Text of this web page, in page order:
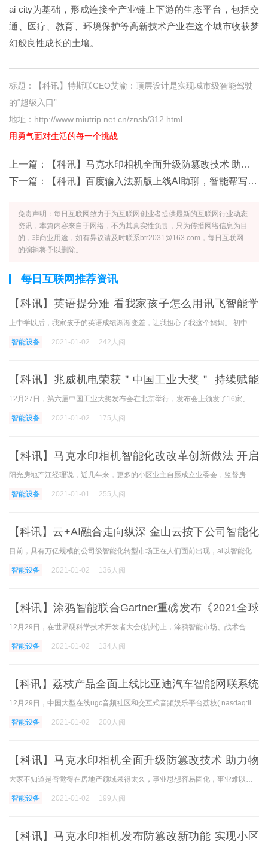
ai city为基础，形成连接全产业链上下游的生态平台，包括交
通、医疗、教育、环境保护等高新技术产业在这个城市收获梦
幻般良性成长的土壤。
标题：【科讯】特斯联CEO艾渝：顶层设计是实现城市级智能驾驶
的“超级入口”
地址：http://www.miutrip.net.cn/znsb/312.html
用勇气面对生活的每一个挑战
上一篇：
【科讯】马克水印相机全面升级防篡改技术 助力物业痕迹管理智能化
下一篇：
【科讯】百度输入法新版上线AI助聊，智能帮写、纠错、预测助输入效率全面升
免责声明：每日互联网致力于为互联网创业者提供最新的互联网行业动态
资讯，本篇内容来自于网络，不为其真实性负责，只为传播网络信息为目
的，非商业用途，如有异议请及时联系btr2031@163.com，每日互联网
的编辑将予以删除。
每日互联网推荐资讯
【科讯】英语提分难 看我家孩子怎么用讯飞智能学
习机冲刺提分！
上中学以后，我家孩子的英语成绩渐渐变差，让我担心了我这个妈妈。 初中一年级的时候，我们孩子的学习成绩还是90多分，但到了今年下半年，随着上课中词汇的增加，孩子明显跟不
智能设备 2021-01-02 242人阅
【科讯】兆威机电荣获＂中国工业大奖＂ 持续赋能
智能驱动
12月27日，第六届中国工业大奖发布会在北京举行，发布会上颁发了16家、14项中国工业大奖、12家、21项中国工业大奖表彰奖、14家、16项中国工业大奖提名奖。 深圳市兆威机电股份有限
智能设备 2021-01-02 175人阅
【科讯】马克水印相机智能化改改革创新做法 开启
物业管理新时代
阳光房地产江经理说，近几年来，更多的小区业主自愿成立业委会，监督房地产商，对我们的房地产服务也提出了更高的要求。 越来越感到物业管理效率化的必要性，正在寻找物业智能
智能设备 2021-01-01 255人阅
【科讯】云+AI融合走向纵深 金山云按下公司智能化
转型加速键
目前，具有万亿规模的公司级智能化转型市场正在人们面前出现，ai以智能化应用处理方案的形式，深入融合到公司升级的各个流程中，成为提高公司竞争力的重要手段，金山云高级副
智能设备 2021-01-02 136人阅
【科讯】涂鸦智能联合Gartner重磅发布《2021全球
AIoT开发者生态白皮书》
12月29日，在世界硬科学技术开发者大会(杭州)上，涂鸦智能市场、战术合作副总裁兼cmo那竞丹和gartner中国区副总裁郭磊共同发表了《2021世界aiot开发者生态白皮书》，白皮书为世界aio
智能设备 2021-01-02 134人阅
【科讯】荔枝产品全面上线比亚迪汽车智能网联系统
DiLink
12月29日，中国大型在线ugc音频社区和交互式音频娱乐平台荔枝( nasdaq:lizi )与智能网络领域的领导者比亚迪dilink合作，打造荔枝车载音频 荔枝的车载音频产品本周全面发售了比亚迪的主
智能设备 2021-01-02 200人阅
【科讯】马克水印相机全面升级防篡改技术 助力物
业痕迹管理智能化
大家不知道是否觉得在房地产领域呆得太久，事业思想容易固化，事业难以突破。 这个时候，如果和在很多领域有经验的前辈交流的话，茅塞顿可能会打开。 因此，小编特别采访了有
智能设备 2021-01-02 199人阅
【科讯】马克水印相机发布防篡改新功能 实现小区